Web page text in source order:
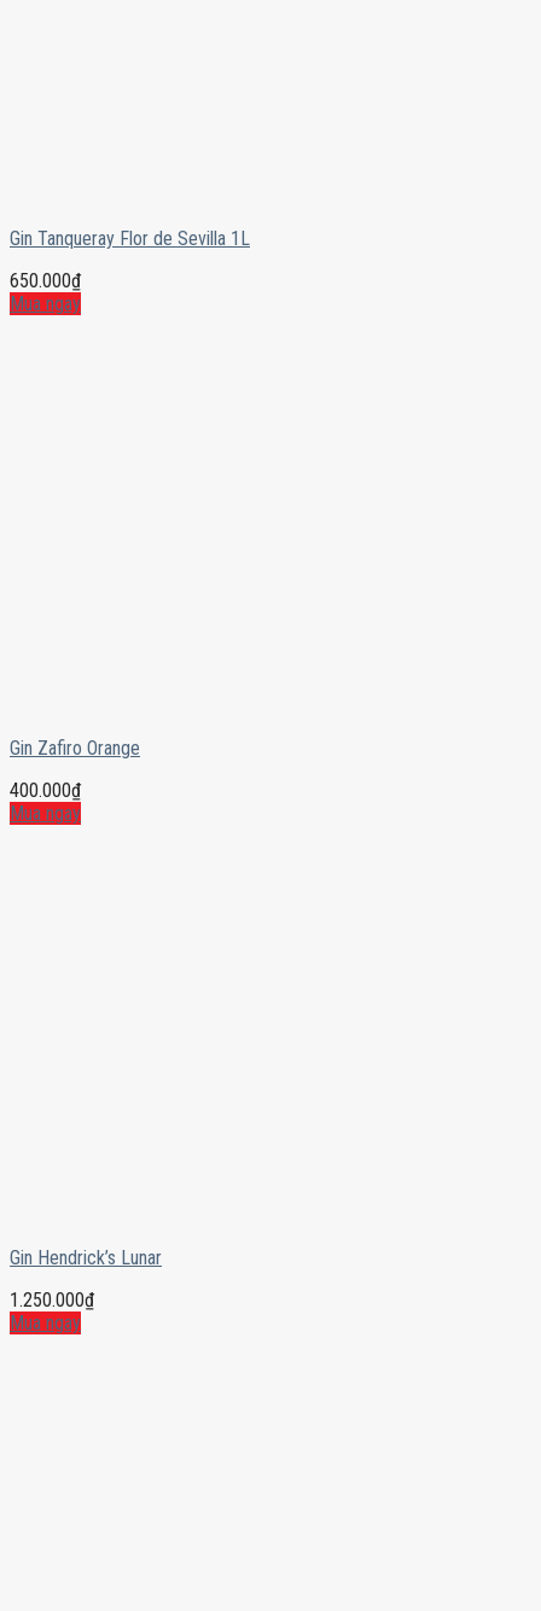
Gin Tanqueray Flor de Sevilla 1L
650.000₫
Mua ngay
Gin Zafiro Orange
400.000₫
Mua ngay
Gin Hendrick’s Lunar
1.250.000₫
Mua ngay